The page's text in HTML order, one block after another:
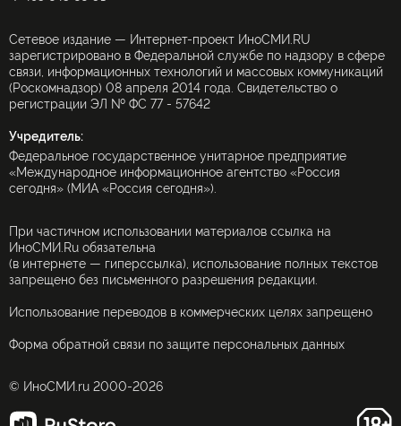
Сетевое издание — Интернет-проект ИноСМИ.RU
зарегистрировано в Федеральной службе по надзору в сфере
связи, информационных технологий и массовых коммуникаций
(Роскомнадзор) 08 апреля 2014 года. Свидетельство о
регистрации ЭЛ № ФС 77 - 57642
Учредитель:
Федеральное государственное унитарное предприятие
«Международное информационное агентство «Россия
сегодня» (МИА «Россия сегодня»).
При частичном использовании материалов ссылка на
ИноСМИ.Ru обязательна
(в интернете — гиперссылка), использование полных текстов
запрещено без письменного разрешения редакции.
Использование переводов в коммерческих целях запрещено
Форма обратной связи по защите персональных данных
© ИноСМИ.ru 2000-2026